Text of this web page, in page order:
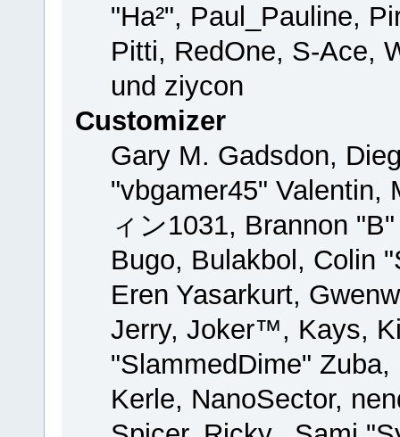
"Ha²", Paul_Pauline,
Pitti, RedOne, S-Ace,
und ziycon
Customizer
Gary M. Gadsdon,
"vbgamer45"
ィン1031, Brannon
Bugo, Bulakbol, Colin
Eren Yasarkurt,
Jerry, Joker™, Kays,
"SlammedDime"
Kerle, NanoSector,